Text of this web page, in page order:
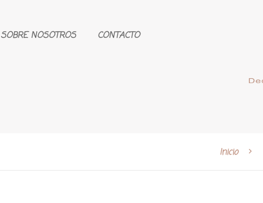
SOBRE NOSOTROS CONTACTO
Inicio